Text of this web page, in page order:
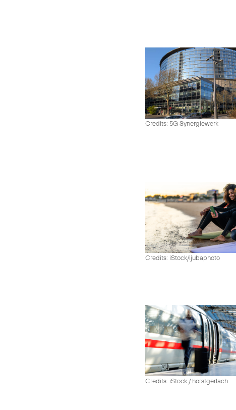
Credits: 5G Synergiewerk
Credits: iStock/ljubaphoto
Credits: iStock / horstgerlach